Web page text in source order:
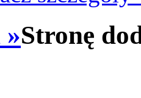
Stronę